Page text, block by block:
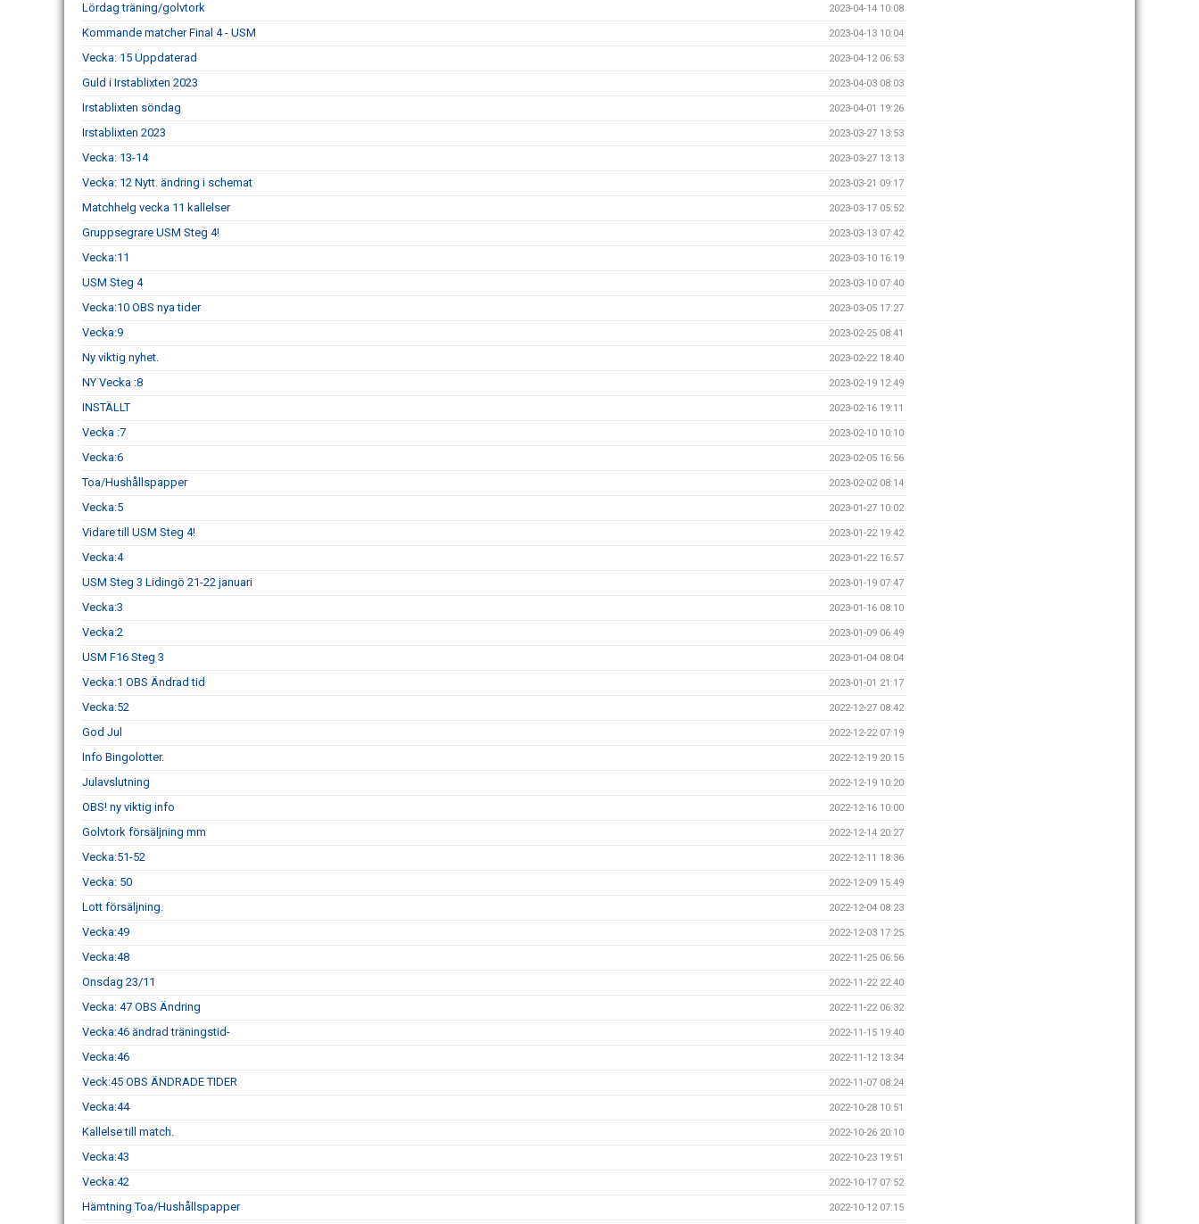
Lördag träning/golvtork 2023-04-14 10:08
Kommande matcher Final 4 - USM 2023-04-13 10:04
Vecka: 15 Uppdaterad 2023-04-12 06:53
Guld i Irstablixten 2023 2023-04-03 08:03
Irstablixten söndag 2023-04-01 19:26
Irstablixten 2023 2023-03-27 13:53
Vecka: 13-14 2023-03-27 13:13
Vecka: 12 Nytt. ändring i schemat 2023-03-21 09:17
Matchhelg vecka 11 kallelser 2023-03-17 05:52
Gruppsegrare USM Steg 4! 2023-03-13 07:42
Vecka:11 2023-03-10 16:19
USM Steg 4 2023-03-10 07:40
Vecka:10 OBS nya tider 2023-03-05 17:27
Vecka:9 2023-02-25 08:41
Ny viktig nyhet. 2023-02-22 18:40
NY Vecka :8 2023-02-19 12:49
INSTÄLLT 2023-02-16 19:11
Vecka :7 2023-02-10 10:10
Vecka:6 2023-02-05 16:56
Toa/Hushållspapper 2023-02-02 08:14
Vecka:5 2023-01-27 10:02
Vidare till USM Steg 4! 2023-01-22 19:42
Vecka:4 2023-01-22 16:57
USM Steg 3 Lidingö 21-22 januari 2023-01-19 07:47
Vecka:3 2023-01-16 08:10
Vecka:2 2023-01-09 06:49
USM F16 Steg 3 2023-01-04 08:04
Vecka:1 OBS Ändrad tid 2023-01-01 21:17
Vecka:52 2022-12-27 08:42
God Jul 2022-12-22 07:19
Info Bingolotter. 2022-12-19 20:15
Julavslutning 2022-12-19 10:20
OBS! ny viktig info 2022-12-16 10:00
Golvtork försäljning mm 2022-12-14 20:27
Vecka:51-52 2022-12-11 18:36
Vecka: 50 2022-12-09 15:49
Lott försäljning. 2022-12-04 08:23
Vecka:49 2022-12-03 17:25
Vecka:48 2022-11-25 06:56
Onsdag 23/11 2022-11-22 22:40
Vecka: 47 OBS Ändring 2022-11-22 06:32
Vecka:46 ändrad träningstid- 2022-11-15 19:40
Vecka:46 2022-11-12 13:34
Veck:45 OBS ÄNDRADE TIDER 2022-11-07 08:24
Vecka:44 2022-10-28 10:51
Kallelse till match. 2022-10-26 20:10
Vecka:43 2022-10-23 19:51
Vecka:42 2022-10-17 07:52
Hämtning Toa/Hushållspapper 2022-10-12 07:15